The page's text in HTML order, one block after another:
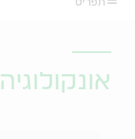
אונקולוגיה